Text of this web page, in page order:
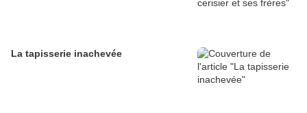
La tapisserie inachevée